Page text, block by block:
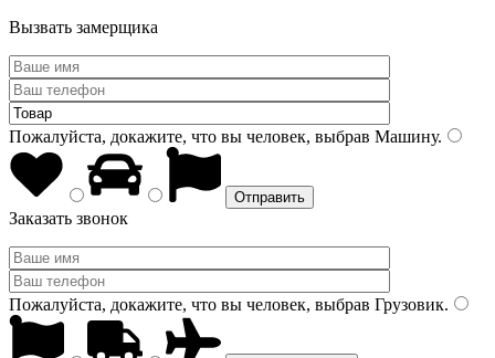
Вызвать замерщика
Пожалуйста, докажите, что вы человек, выбрав Машину.
Заказать звонок
Пожалуйста, докажите, что вы человек, выбрав Грузовик.